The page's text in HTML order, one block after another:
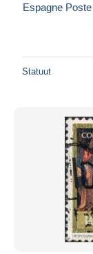
Espagne
Statuut